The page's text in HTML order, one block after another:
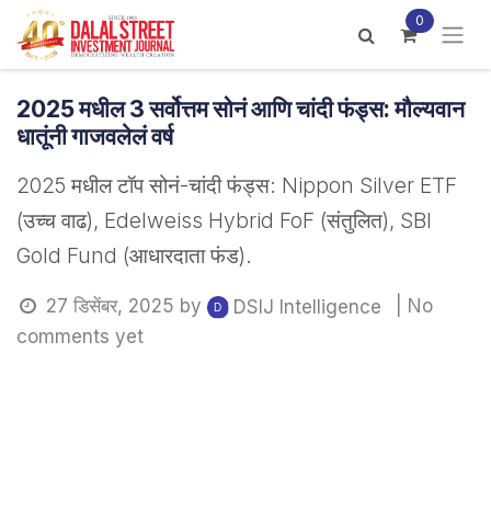
Skip to Content 0
2025 मधील 3 सर्वोत्तम सोनं आणि चांदी फंड्स: मौल्यवान
धातूंनी गाजवलेलं वर्ष
2025 मधील टॉप सोनं-चांदी फंड्स: Nippon Silver ETF
(उच्च वाढ), Edelweiss Hybrid FoF (संतुलित), SBI
Gold Fund (आधारदाता फंड).
27 डिसेंबर, 2025 by DSIJ Intelligence
| No
comments yet